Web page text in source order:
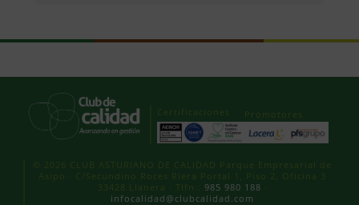
Certificaciones Promotores
© 2026 CLUB ASTURIANO DE CALIDAD Parque Empresarial de
Asipo · C/Secundino Roces Riera Portal 1, Piso 2, Oficina 3
33428 Llanera · Tlfn.: 985 980 188
infocalidad@clubcalidad.com